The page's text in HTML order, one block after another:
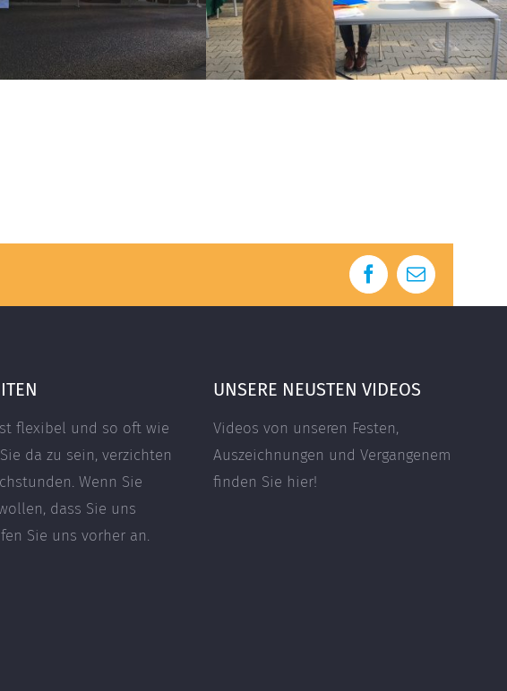
Facebook
E-
flexibel und so oft wie
da zu sein, verzichten
Wenn Sie
dass Sie uns
Sie uns vorher an.
UNSERE NEUSTEN VIDEOS
Videos von unseren Festen,
Auszeichnungen und Vergangenem
finden Sie hier!